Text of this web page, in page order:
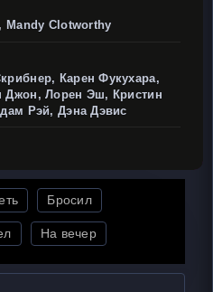
Mandy Clotworthy
Карен Фукухара,
Джон, Лорен Эш, Кристин
Рэй, Дэна Дэвис
Бросил
На вечер